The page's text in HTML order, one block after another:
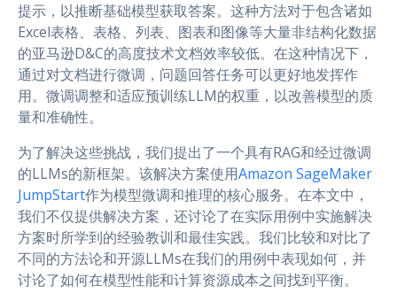
提示，以推断基础模型获取答案。这种方法对于包含诸如
Excel表格、表格、列表、图表和图像等大量非结构化数据
的亚马逊D&C的高度技术文档效率较低。在这种情况下，
通过对文档进行微调，问题回答任务可以更好地发挥作
用。微调调整和适应预训练LLM的权重，以改善模型的质
量和准确性。
为了解决这些挑战，我们提出了一个具有RAG和经过微调
的LLMs的新框架。该解决方案使用Amazon SageMaker
JumpStart作为模型微调和推理的核心服务。在本文中，
我们不仅提供解决方案，还讨论了在实际用例中实施解决
方案时所学到的经验教训和最佳实践。我们比较和对比了
不同的方法论和开源LLMs在我们的用例中表现如何，并
讨论了如何在模型性能和计算资源成本之间找到平衡。